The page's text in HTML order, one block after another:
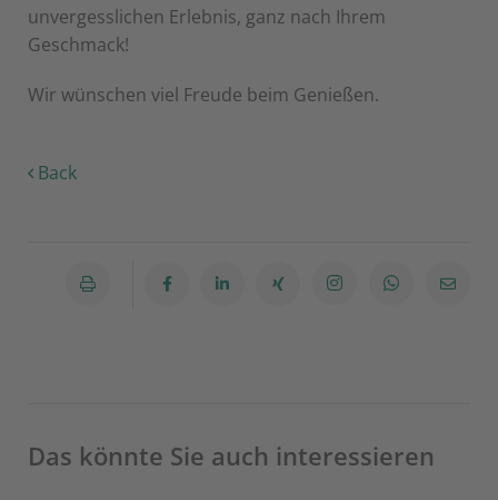
unvergesslichen Erlebnis, ganz nach Ihrem
Geschmack!
Wir wünschen viel Freude beim Genießen.
Back
Das könnte Sie auch interessieren